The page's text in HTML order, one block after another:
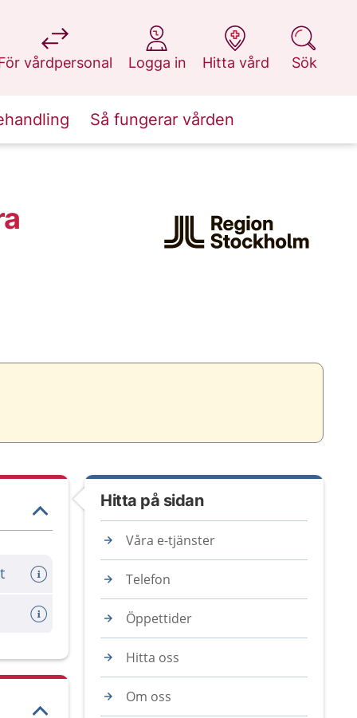
vårdpersonal
på 1177.se
Logga in
på 1177.se
Hitta vård
på 1177.se
Sök
på 1177.se
Så fungerar vården
Hitta på sidan
Våra e-tjänster
Telefon
Öppettider
Hitta oss
Om oss